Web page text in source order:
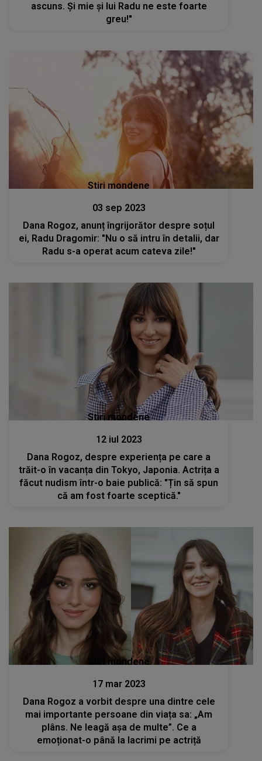
ascuns. Și mie și lui Radu ne este foarte
greu!"
Stiri mondene
03 sep 2023
Dana Rogoz, anunț îngrijorător despre soțul
ei, Radu Dragomir: "Nu o să intru în detalii, dar
Radu s-a operat acum cateva zile!"
Stiri mondene
12 iul 2023
Dana Rogoz, despre experiența pe care a
trăit-o în vacanța din Tokyo, Japonia. Actrița a
făcut nudism într-o baie publică: "Țin să spun
că am fost foarte sceptică."
Stiri mondene
17 mar 2023
Dana Rogoz a vorbit despre una dintre cele
mai importante persoane din viața sa: „Am
plâns. Ne leagă așa de multe”. Ce a
emoționat-o până la lacrimi pe actriță